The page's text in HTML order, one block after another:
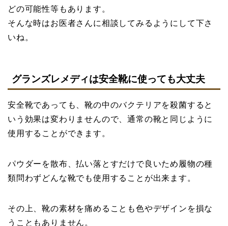
どの可能性等もあります。
そんな時はお医者さんに相談してみるようにして下さ
いね。
グランズレメディは安全靴に使っても大丈夫
安全靴であっても、靴の中のバクテリアを殺菌すると
いう効果は変わりませんので、通常の靴と同じように
使用することができます。
パウダーを散布、払い落とすだけで良いため履物の種
類問わずどんな靴でも使用することが出来ます。
その上、靴の素材を痛めることも色やデザインを損な
うこともありません。